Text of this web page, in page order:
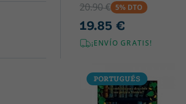
20.90 € 5% DTO
19.85 €
¡ENVÍO GRATIS!
PORTUGUÉS